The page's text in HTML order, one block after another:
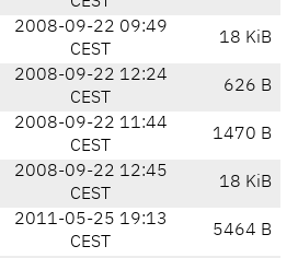
2008-09-22 09:49
CEST
18 KiB
2008-09-22 12:24
CEST
626 B
2008-09-22 11:44
CEST
1470 B
2008-09-22 12:45
CEST
18 KiB
2011-05-25 19:13
CEST
5464 B